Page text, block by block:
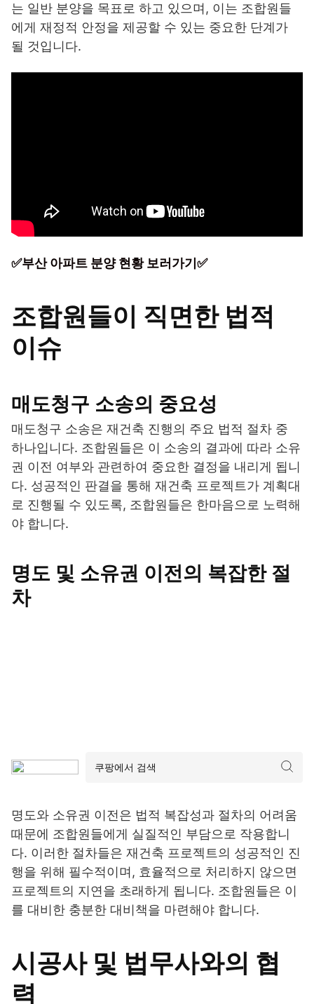
는 일반 분양을 목표로 하고 있으며, 이는 조합원들
에게 재정적 안정을 제공할 수 있는 중요한 단계가
될 것입니다.
✅부산 아파트 분양 현황 보러가기✅
조합원들이 직면한 법적
이슈
매도청구 소송의 중요성
매도청구 소송은 재건축 진행의 주요 법적 절차 중
하나입니다. 조합원들은 이 소송의 결과에 따라 소유
권 이전 여부와 관련하여 중요한 결정을 내리게 됩니
다. 성공적인 판결을 통해 재건축 프로젝트가 계획대
로 진행될 수 있도록, 조합원들은 한마음으로 노력해
야 합니다.
명도 및 소유권 이전의 복잡한 절
차
명도와 소유권 이전은 법적 복잡성과 절차의 어려움
때문에 조합원들에게 실질적인 부담으로 작용합니
다. 이러한 절차들은 재건축 프로젝트의 성공적인 진
행을 위해 필수적이며, 효율적으로 처리하지 않으면
프로젝트의 지연을 초래하게 됩니다. 조합원들은 이
를 대비한 충분한 대비책을 마련해야 합니다.
시공사 및 법무사와의 협
력